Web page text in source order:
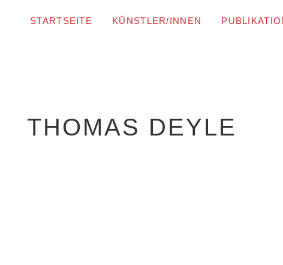
STARTSEITE KÜNSTLER/INNEN
THOMAS DEYLE